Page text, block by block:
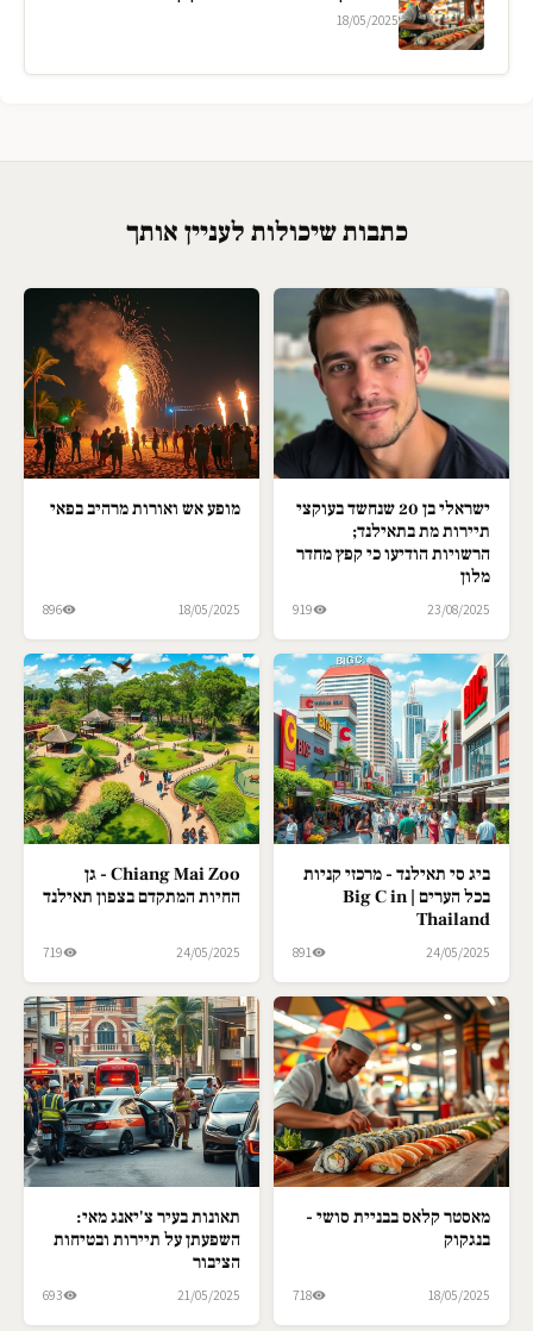
18/05/2025
כתבות שיכולות לעניין אותך
ישראלי בן 20 שנחשד בעוקצי
תיירות מת בתאילנד;
הרשויות הודיעו כי קפץ מחדר
מלון
23/08/2025
919
מופע אש ואורות מרהיב בפאי
18/05/2025
896
ביג סי תאילנד - מרכזי קניות
בכל הערים | Big C in
Thailand
24/05/2025
891
Chiang Mai Zoo - גן
החיות המתקדם בצפון תאילנד
24/05/2025
719
מאסטר קלאס בבניית סושי -
בנגקוק
18/05/2025
718
תאונות בעיר צ'יאנג מאי:
השפעתן על תיירות ובטיחות
הציבור
21/05/2025
693